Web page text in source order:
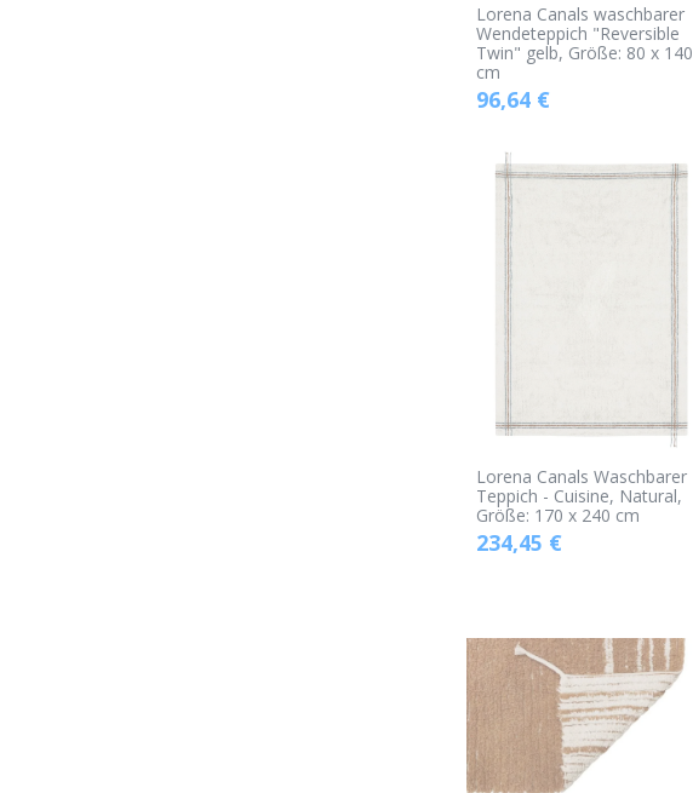
Lorena Canals waschbarer
Wendeteppich "Reversible
Twin" gelb, Größe: 80 x 140
cm
96,64€
Lorena Canals Waschbarer
Teppich - Cuisine, Natural,
Größe: 170 x 240 cm
234,45 €